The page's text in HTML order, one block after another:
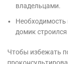
владельцами.
Необходимость
домик
Чтобы избежать